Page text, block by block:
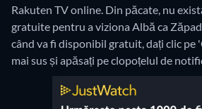
Rakuten TV online. Din păcate, nu
gratuite pentru a viziona Albă ca
când va fi disponibil gratuit, dați clic
mai sus și apăsați pe clopoțelul de